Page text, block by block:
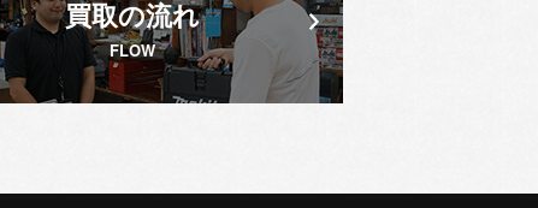
買取の流れ
FLOW